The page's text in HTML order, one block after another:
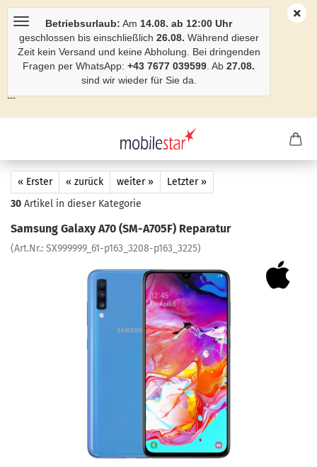
Betriebsurlaub: Am 14.08. ab 12:00 Uhr
geschlossen bis einschließlich 26.08. Während dieser
Zeit kein Versand und keine Abholung. Bei dringenden
Fragen per WhatsApp: +43 7677 039599 . Ab 27.08.
sind wir wieder für Sie da.
```
« Erster « zurück weiter »
Letzter »
30 Artikel in dieser Kategorie
Sam­sung Ga­la­xy A70 (SM-​A705F) Re­pa­ra­tur
(Art.Nr.: SX999999_61-​p163_3208-p163_3225)